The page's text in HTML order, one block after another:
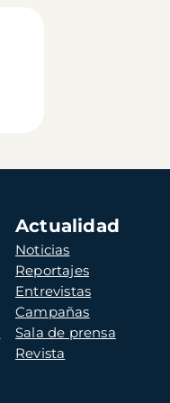
Actualidad
Noticias
Reportajes
Entrevistas
Campañas
Sala de prensa
Revista